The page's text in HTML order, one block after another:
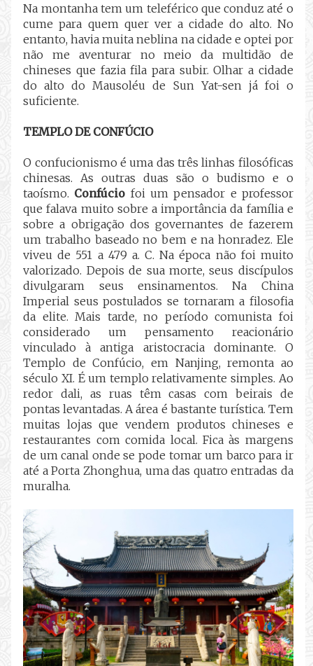
Na montanha tem um teleférico que conduz até o
cume para quem quer ver a cidade do alto. No
entanto, havia muita neblina na cidade e optei por
não me aventurar no meio da multidão de
chineses que fazia fila para subir. Olhar a cidade
do alto do Mausoléu de Sun Yat-sen já foi o
suficiente.
TEMPLO DE CONFÚCIO
O confucionismo é uma das três linhas filosóficas
chinesas. As outras duas são o budismo e o
taoísmo. Confúcio foi um pensador e professor
que falava muito sobre a importância da família e
sobre a obrigação dos governantes de fazerem
um trabalho baseado no bem e na honradez. Ele
viveu de 551 a 479 a. C. Na época não foi muito
valorizado. Depois de sua morte, seus discípulos
divulgaram seus ensinamentos. Na China
Imperial seus postulados se tornaram a filosofia
da elite. Mais tarde, no período comunista foi
considerado um pensamento reacionário
vinculado à antiga aristocracia dominante. O
Templo de Confúcio, em Nanjing, remonta ao
século XI. É um templo relativamente simples. Ao
redor dali, as ruas têm casas com beirais de
pontas levantadas. A área é bastante turística. Tem
muitas lojas que vendem produtos chineses e
restaurantes com comida local. Fica às margens
de um canal onde se pode tomar um barco para ir
até a Porta Zhonghua, uma das quatro entradas da
muralha.